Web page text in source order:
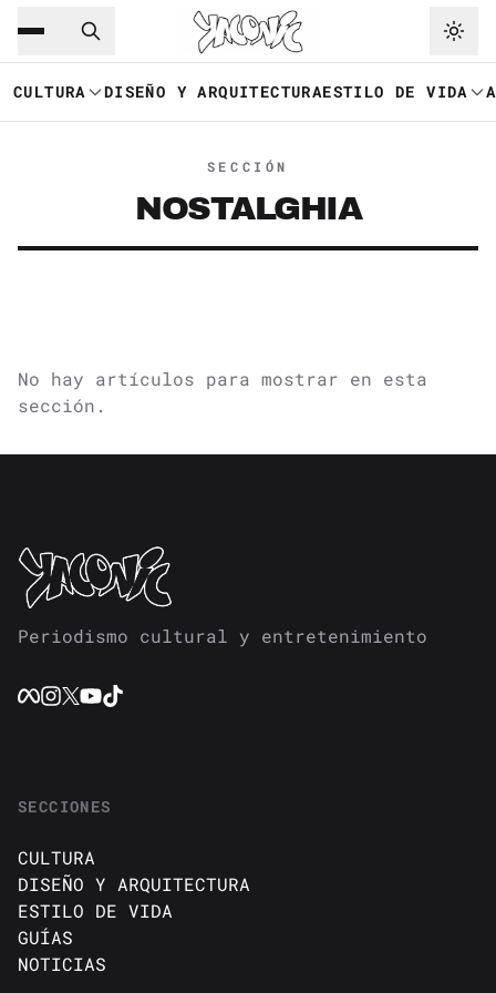
Saltar al contenido principal
CULTURA DISEÑO Y ARQUITECTURAESTILO DE VIDA
SECCIÓN
NOSTALGHIA
No hay artículos para mostrar en esta
sección.
Periodismo cultural y entretenimiento
SECCIONES
CULTURA
DISEÑO Y ARQUITECTURA
ESTILO DE VIDA
GUÍAS
NOTICIAS